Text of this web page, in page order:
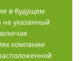
в будущем
указанный
компании